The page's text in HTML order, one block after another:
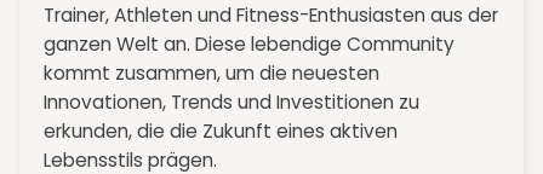
Trainer, Athleten und Fitness-Enthusiasten aus der
ganzen Welt an. Diese lebendige Community
kommt zusammen, um die neuesten
Innovationen, Trends und Investitionen zu
erkunden, die die Zukunft eines aktiven
Lebensstils prägen.